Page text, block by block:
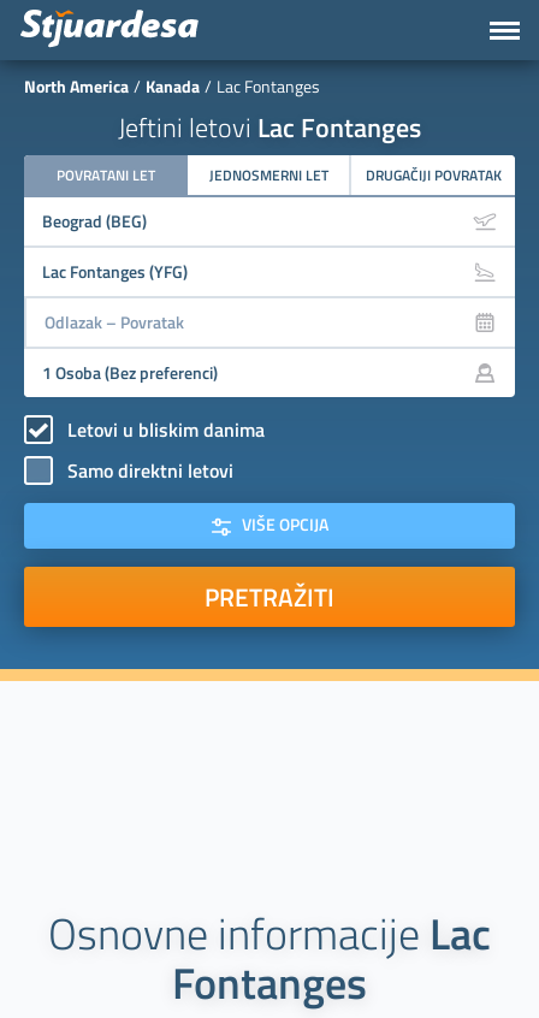
North America Kanada Lac Fontanges
Jeftini letovi Lac Fontanges
POVRATANI LET JEDNOSMERNI LET DRUGAČIJI POVRATAK
Letovi u bliskim danima
Samo direktni letovi
VIŠE OPCIJA
PRETRAŽITI
Osnovne informacije Lac
Fontanges